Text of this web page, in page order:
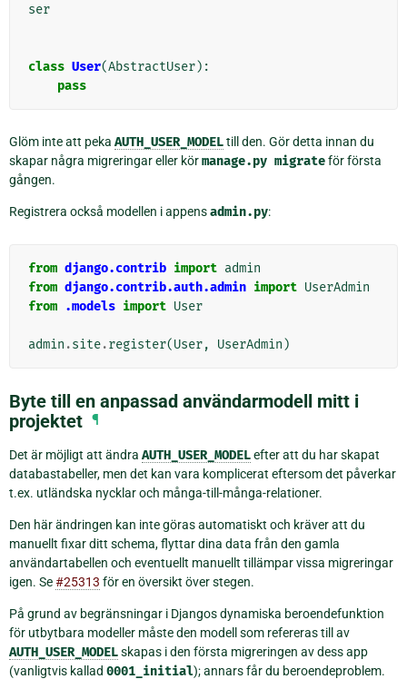
ser
class User(AbstractUser):
pass
Glöm inte att peka AUTH_USER_MODELtill den. Gör detta innan du
skapar några migreringar eller körmanage.py migrateför första
gången.
Registrera också modellen i appensadmin.py:
from django.contrib import admin
from django.contrib.auth.admin import UserAdmin
from .models import User
admin .site.register(User, UserAdmin )
Byte till en anpassad användarmodell mitt i
projektet ¶
Det är möjligt att ändra AUTH_USER_MODELefter att du har skapat
databastabeller, men det kan vara komplicerat eftersom det påverkar
t.ex. utländska nycklar och många-till-många-relationer.
Den här ändringen kan inte göras automatiskt och kräver att du
manuellt fixar ditt schema, flyttar dina data från den gamla
användartabellen och eventuellt manuellt tillämpar vissa migreringar
igen. Se#25313 för en översikt över stegen.
På grund av begränsningar i Djangos dynamiska beroendefunktion
för utbytbara modeller måste den modell som refereras till av
AUTH_USER_MODELskapas i den första migreringen av dess app
(vanligtvis kallad 0001_initial); annars får du beroendeproblem.